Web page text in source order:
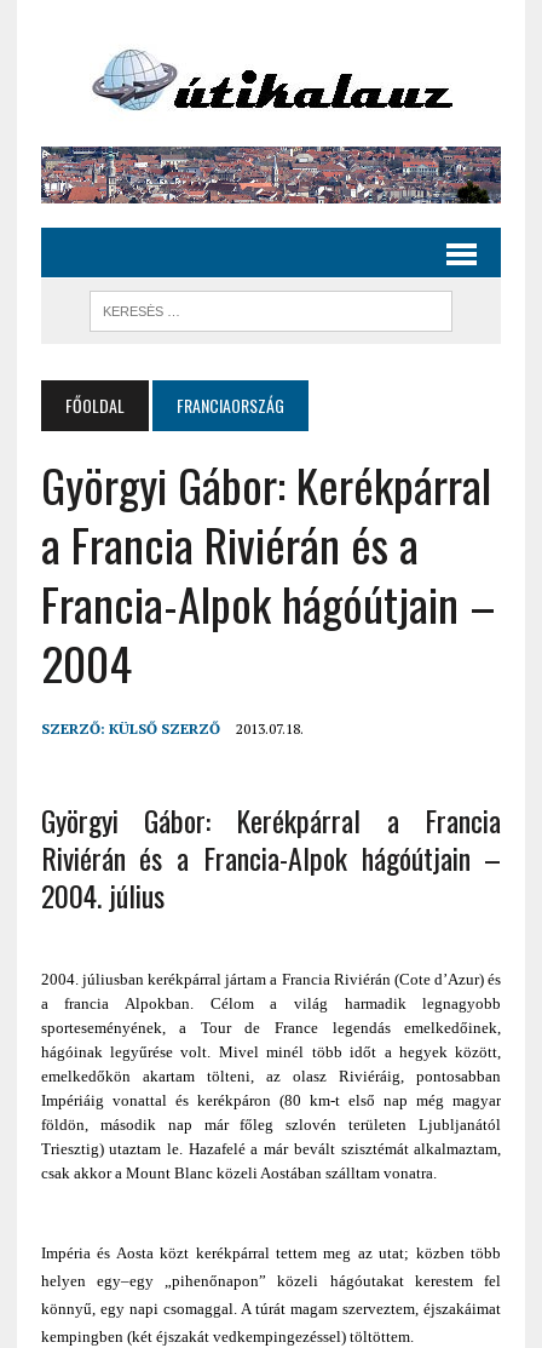
FŐOLDAL FRANCIAORSZÁG
Györgyi Gábor: Kerékpárral
a Francia Riviérán és a
Francia-Alpok hágóútjain –
2004
SZERZŐ: KÜLSŐ SZERZŐ 2013.07.18.
Györgyi Gábor: Kerékpárral a Francia
Riviérán és a Francia-Alpok hágóútjain –
2004. július
2004. júliusban kerékpárral jártam a Francia Riviérán (Cote d’Azur) és
a francia Alpokban. Célom a világ harmadik legnagyobb
sporteseményének, a Tour de France legendás emelkedőinek,
hágóinak legyűrése volt. Mivel minél több időt a hegyek között,
emelkedőkön akartam tölteni, az olasz Riviéráig, pontosabban
Impériáig vonattal és kerékpáron (80 km-t első nap még magyar
földön, második nap már főleg szlovén területen Ljubljanától
Triesztig) utaztam le. Hazafelé a már bevált szisztémát alkalmaztam,
csak akkor a Mount Blanc közeli Aostában szálltam vonatra.
Impéria és Aosta közt kerékpárral tettem meg az utat; közben több
helyen egy–egy „pihenőnapon” közeli hágóutakat kerestem fel
könnyű, egy napi csomaggal. A túrát magam szerveztem, éjszakáimat
kempingben (két éjszakát vedkempingezéssel) töltöttem.